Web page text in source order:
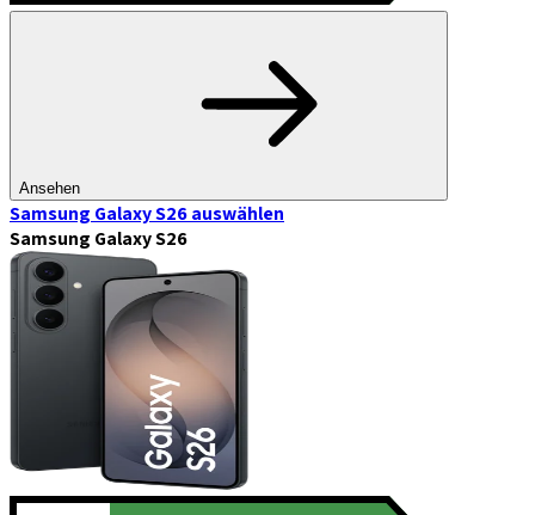
Ansehen
Samsung Galaxy S26auswählen
Samsung Galaxy S26